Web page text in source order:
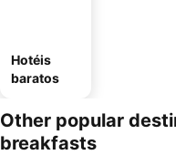
Hotéis
baratos
Other popular
breakfasts